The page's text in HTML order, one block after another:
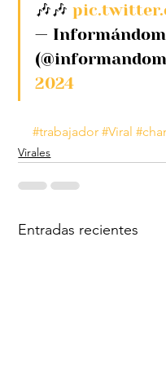
🎶🎶
—
2024
#trabajador #Viral
Virales
Entradas recientes